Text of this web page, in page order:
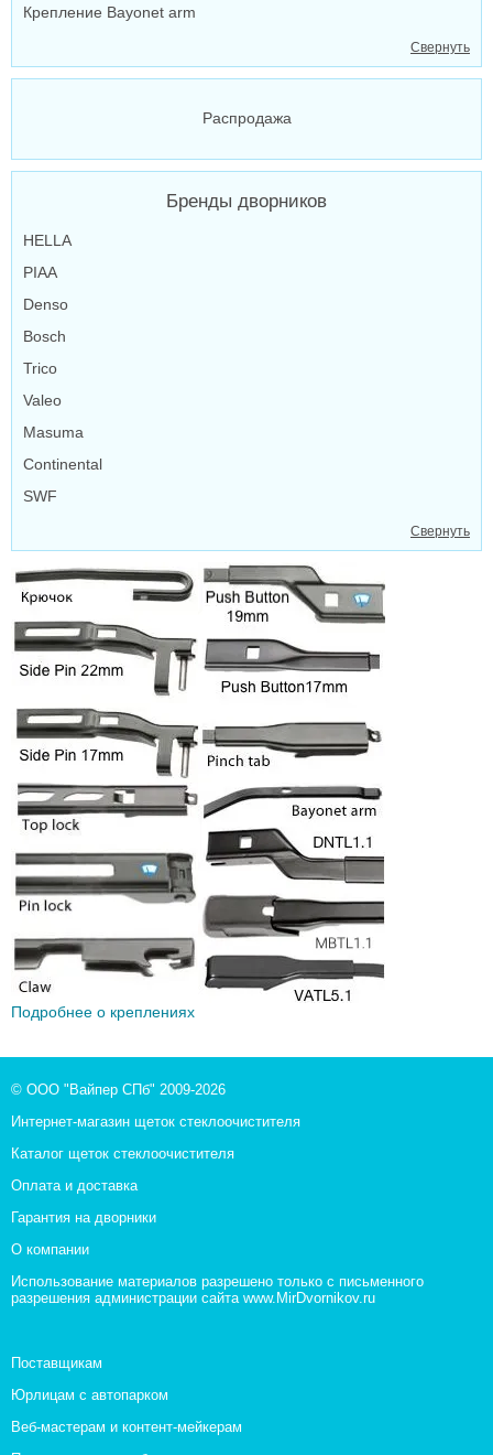
Крепление Bayonet arm
Свернуть
Распродажа
Бренды дворников
HELLA
PIAA
Denso
Bosch
Trico
Valeo
Masuma
Continental
SWF
Свернуть
Подробнее о креплениях
© ООО "Вайпер СПб" 2009-2026
Интернет-магазин щеток стеклоочистителя
Каталог щеток стеклоочистителя
Оплата и доставка
Гарантия на дворники
О компании
Использование материалов разрешено только с письменного
разрешения администрации сайта www.MirDvornikov.ru
Поставщикам
Юрлицам с автопарком
Веб-мастерам и контент-мейкерам